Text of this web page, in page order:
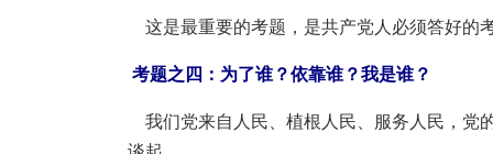
这是最重要的考题，是共产党人必须答好的
考题之四：为了谁？依靠谁？我是谁？
我们党来自人民、植根人民、服务人民，党